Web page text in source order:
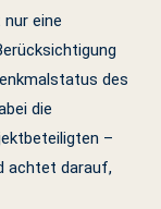
eine
des
die
–
achtet darauf,